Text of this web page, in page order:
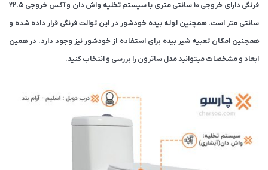
فرنگی دارای خروجی ۱۰ سانتی متری با سیستم تخلیه واش دان و آکس خروجی ۲۲.۵
سانتی متر است. همچنین لوله بیده خودشور در این توالت فرنگی قرار داده شده و
همچنین امکان تعبیه شیر بیده برای استفاده از خودشور نیز وجود دارد. در همین
ابعاد و مشخصات میتوانید مدل ساترون را بررسی و انتخاب کنید.